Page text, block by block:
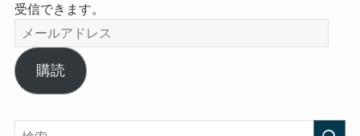
受信できます。
メ
ー
ル
ア
レ
購読